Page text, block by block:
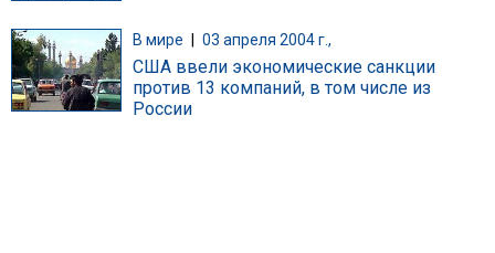
В мире 03 апреля 2004 г.,
США ввели экономические санкции
против 13 компаний, в том числе из
России